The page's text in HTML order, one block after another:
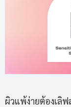
ผิวแพ้ง่ายต้องเลิ